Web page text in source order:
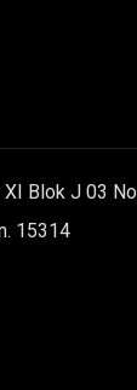
Blok J 03
15314